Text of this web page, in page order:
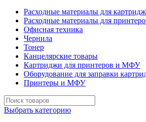
Расходные материалы для
Расходные материалы для
Офисная техника
Чернила
Тонер
Канцелярские товары
Картриджи для принтеров и МФУ
Оборудование для заправки
Принтеры и МФУ
Выбрать категорию